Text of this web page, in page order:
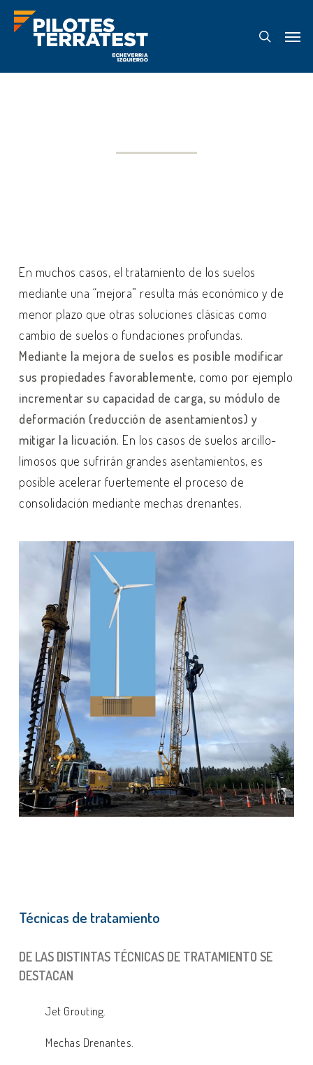
Skip
content
search
Menu
En muchos casos, el tratamiento de los suelos
mediante una “mejora” resulta más económico y de
menor plazo que otras soluciones clásicas como
cambio de suelos o fundaciones profundas.
Mediante la mejora de suelos es posible modificar
sus propiedades favorablemente, como por ejemplo
incrementar su capacidad de carga, su módulo de
deformación (reducción de asentamientos) y
mitigar la licuación. En los casos de suelos arcillo-
limosos que sufrirán grandes asentamientos, es
posible acelerar fuertemente el proceso de
consolidación mediante mechas drenantes.
Técnicas de tratamiento
DE LAS DISTINTAS TÉCNICAS DE TRATAMIENTO SE
DESTACAN
Jet Grouting.
Mechas Drenantes.